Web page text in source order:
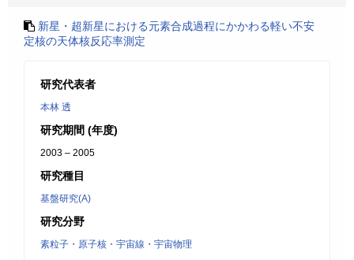
新星・超新星における元素合成過程にかかわる軽い不安
定核の天体核反応率測定
研究代表者
本林 透
研究期間 (年度)
2003 – 2005
研究種目
基盤研究(A)
研究分野
素粒子・原子核・宇宙線・宇宙物理